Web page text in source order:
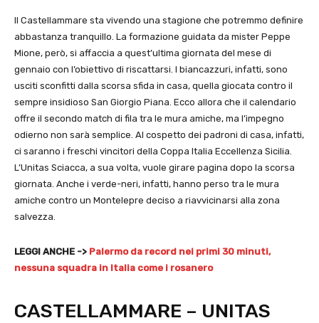
Il Castellammare sta vivendo una stagione che potremmo definire
abbastanza tranquillo. La formazione guidata da mister Peppe
Mione, però, si affaccia a quest’ultima giornata del mese di
gennaio con l’obiettivo di riscattarsi. I biancazzuri, infatti, sono
usciti sconfitti dalla scorsa sfida in casa, quella giocata contro il
sempre insidioso San Giorgio Piana. Ecco allora che il calendario
offre il secondo match di fila tra le mura amiche, ma l’impegno
odierno non sarà semplice. Al cospetto dei padroni di casa, infatti,
ci saranno i freschi vincitori della Coppa Italia Eccellenza Sicilia.
L’Unitas Sciacca, a sua volta, vuole girare pagina dopo la scorsa
giornata. Anche i verde-neri, infatti, hanno perso tra le mura
amiche contro un Montelepre deciso a riavvicinarsi alla zona
salvezza.
LEGGI ANCHE -> Palermo da record nei primi 30 minuti,
nessuna squadra in Italia come i rosanero
CASTELLAMMARE – UNITAS